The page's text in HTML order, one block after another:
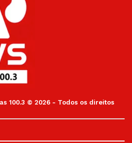
100.3 © 2026 - Todos os direitos